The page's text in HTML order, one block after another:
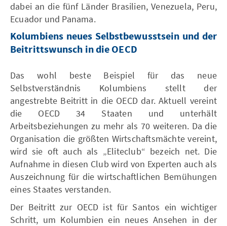
dabei an die fünf Länder Brasilien, Venezuela, Peru,
Ecuador und Panama.
Kolumbiens neues Selbstbewusstsein und der
Beitrittswunsch in die OECD
Das wohl beste Beispiel für das neue
Selbstverständnis Kolumbiens stellt der
angestrebte Beitritt in die OECD dar. Aktuell vereint
die OECD 34 Staaten und unterhält
Arbeitsbeziehungen zu mehr als 70 weiteren. Da die
Organisation die größten Wirtschaftsmächte vereint,
wird sie oft auch als „Eliteclub“ bezeich net. Die
Aufnahme in diesen Club wird von Experten auch als
Auszeichnung für die wirtschaftlichen Bemühungen
eines Staates verstanden.
Der Beitritt zur OECD ist für Santos ein wichtiger
Schritt, um Kolumbien ein neues Ansehen in der